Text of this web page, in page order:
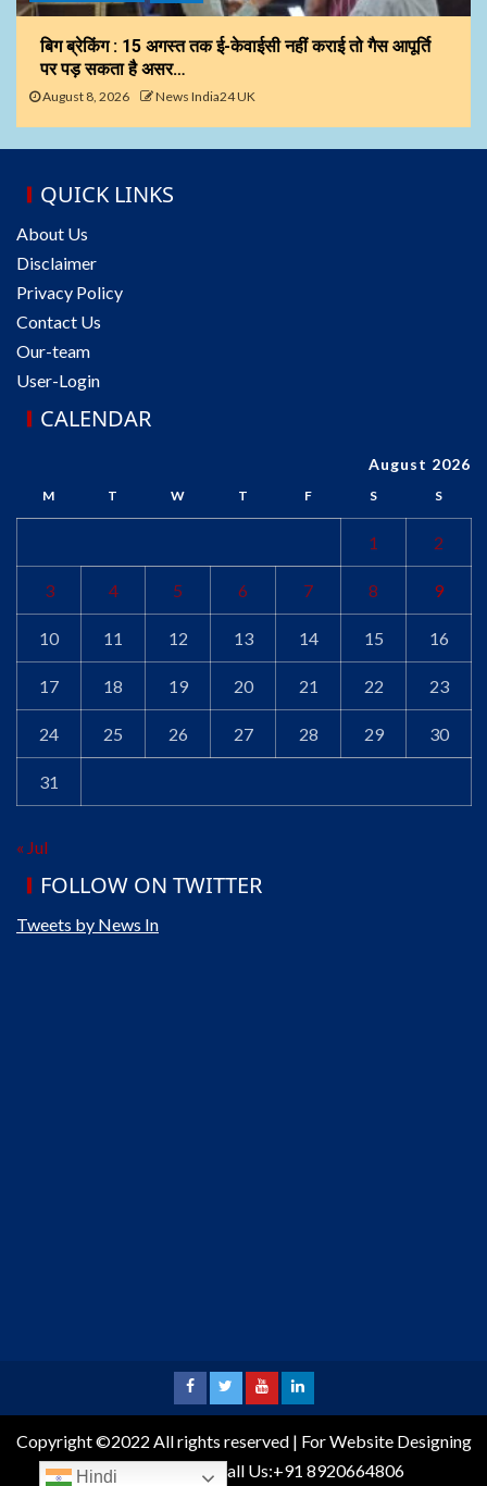
बिग ब्रेकिंग : 15 अगस्त तक ई-केवाईसी नहीं कराई तो गैस आपूर्ति
पर पड़ सकता है असर…
August 8, 2026 News India24 UK
QUICK LINKS
About Us
Disclaimer
Privacy Policy
Contact Us
Our-team
User-Login
CALENDAR
August 2026
M T W T F S S
1 2
3 4 5 6 7 8 9
10 11 12 13 14 15 16
17 18 19 20 21 22 23
24 25 26 27 28 29 30
31
« Jul
FOLLOW ON TWITTER
Tweets by News In
Copyright ©2022 All rights reserved | For Website Designing
and Development call Us:+91 8920664806
Hindi